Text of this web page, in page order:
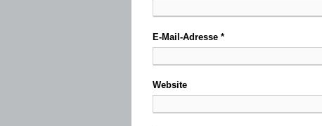
E-Mail-Adresse *
Website